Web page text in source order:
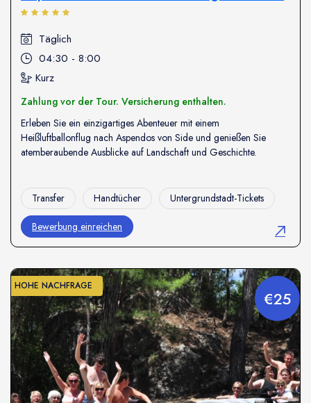
Täglich
04:30 - 8:00
Kurz
Zahlung vor der Tour. Versicherung enthalten.
Erleben Sie ein einzigartiges Abenteuer mit einem
Heißluftballonflug nach Aspendos von Side und genießen Sie
atemberaubende Ausblicke auf Landschaft und Geschichte.
Transfer Handtücher Untergrundstadt-Tickets
Bewerbung einreichen
€25
HOHE NACHFRAGE